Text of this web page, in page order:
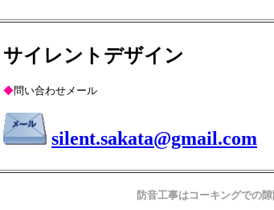
サイレントデザイン
◆問い合わせメール
silent.sakata@gmail.com
防音工事はコーキングでの